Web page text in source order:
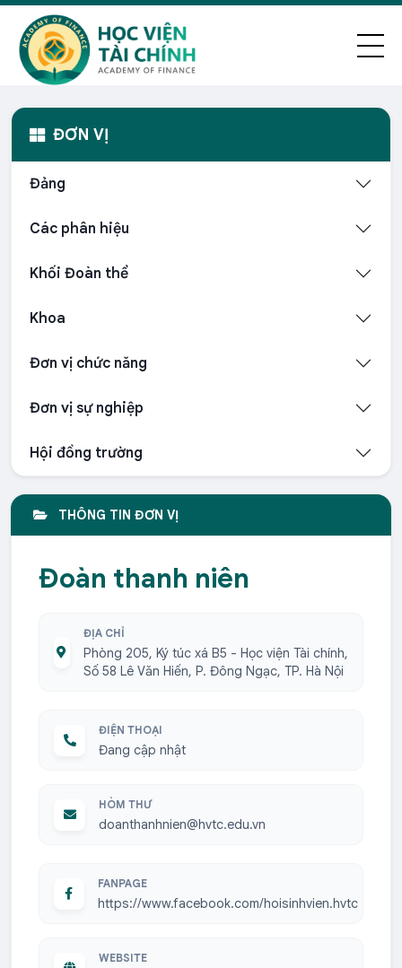
ĐƠN VỊ
Đảng
Các phân hiệu
Khối Đoàn thể
Khoa
Đơn vị chức năng
Đơn vị sự nghiệp
Hội đồng trường
THÔNG TIN ĐƠN VỊ
Đoàn thanh niên
ĐỊA CHỈ
Phòng 205, Ký túc xá B5 - Học viện Tài chính,
Số 58 Lê Văn Hiến, P. Đông Ngạc, TP. Hà Nội
ĐIỆN THOẠI
Đang cập nhật
HÒM THƯ
doanthanhnien@hvtc.edu.vn
FANPAGE
https://www.facebook.com/hoisinhvien.hvtc
WEBSITE